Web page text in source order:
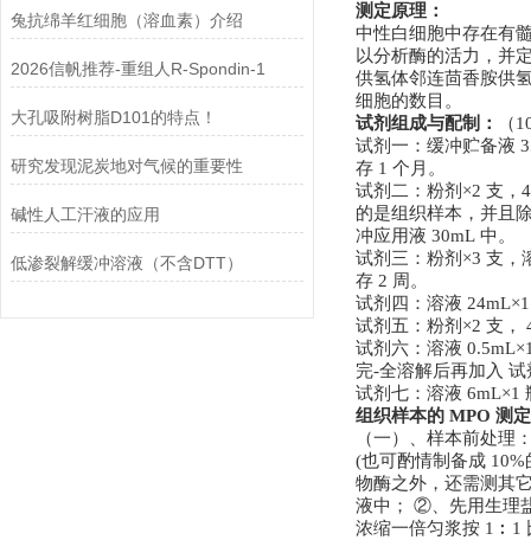
兔抗绵羊红细胞（溶血素）介绍
2026信帆推荐-重组人R-Spondin-1
大孔吸附树脂D101的特点！
研究发现泥炭地对气候的重要性
碱性人工汗液的应用
低渗裂解缓冲溶液（不含DTT）
测定原理：
中性白细胞中存在有
以分析酶的活力，并
供氢体邻连茴香胺供
细胞的数目。
试剂组成与配制：
（
试剂一：缓冲贮备液
存 1 个月。
试剂二：粉剂×2 支， 4
的是组织样本，并且
冲应用液 30mL 中。
试剂三：粉剂×3 支，
存 2 周。
试剂四：溶液 24mL×
试剂五：粉剂×2 支，
试剂六：溶液 0.5mL×
完-全溶解后再加入 试
试剂七：溶液 6mL×1
组织样本的 MPO 测定
（一）、样本前处理
(也可酌情制备成 10%
物酶之外，还需测其
液中； ②、先用生理
浓缩一倍匀浆按 1 ︰ 1